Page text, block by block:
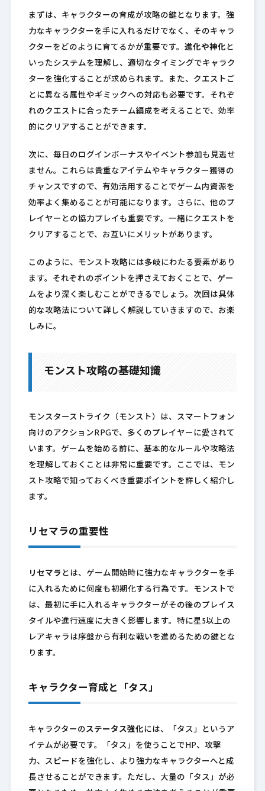
まずは、キャラクターの育成が攻略の鍵となります。強
力なキャラクターを手に入れるだけでなく、そのキャラ
クターをどのように育てるかが重要です。 進化や神化 と
いったシステムを理解し、適切なタイミングでキャラク
ターを強化することが求められます。また、クエストご
とに異なる属性やギミックへの対応も必要です。それぞ
れのクエストに合ったチーム編成を考えることで、効率
的にクリアすることができます。
次に、毎日のログインボーナスやイベント参加も見逃せ
ません。これらは貴重なアイテムやキャラクター獲得の
チャンスですので、有効活用することでゲーム内資源を
効率よく集めることが可能になります。さらに、他のプ
レイヤーとの協力プレイも重要です。一緒にクエストを
クリアすることで、お互いにメリットがあります。
このように、モンスト攻略には多岐にわたる要素があり
ます。それぞれのポイントを押さえておくことで、ゲー
ムをより深く楽しむことができるでしょう。次回は具体
的な攻略法について詳しく解説していきますので、お楽
しみに。
モンスト攻略の基礎知識
モンスターストライク（モンスト）は、スマートフォン
向けのアクションRPGで、多くのプレイヤーに愛されて
います。ゲームを始める前に、基本的なルールや攻略法
を理解しておくことは非常に重要です。ここでは、モン
スト攻略で知っておくべき重要ポイントを詳しく紹介し
ます。
リセマラの重要性
リセマラ とは、ゲーム開始時に強力なキャラクターを手
に入れるために何度も初期化する行為です。モンストで
は、最初に手に入れるキャラクターがその後のプレイス
タイルや進行速度に大きく影響します。特に星5以上の
レアキャラは序盤から有利な戦いを進めるための鍵とな
ります。
キャラクター育成と「タス」
キャラクターのステータス強化には、「タス」というア
イテムが必要です。「タス」を使うことでHP、攻撃
力、スピードを強化し、より強力なキャラクターへと成
長させることができます。ただし、大量の「タス」が必